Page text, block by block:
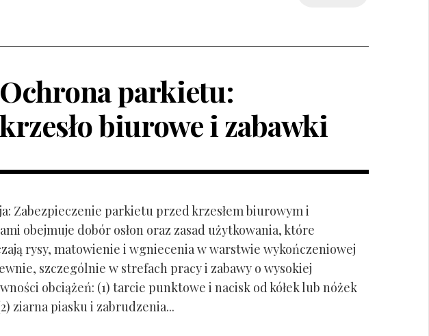
Ochrona parkietu:
krzesło biurowe i zabawki
Zabezpieczenie parkietu przed krzesłem biurowym i
obejmuje dobór osłon oraz zasad użytkowania, które
rysy, matowienie i wgniecenia w warstwie wykończeniowej
szczególnie w strefach pracy i zabawy o wysokiej
obciążeń: (1) tarcie punktowe i nacisk od kółek lub nóżek
ziarna piasku i zabrudzenia...